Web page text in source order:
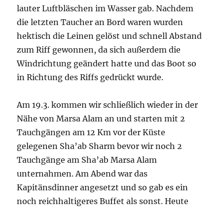
lauter Luftbläschen im Wasser gab. Nachdem
die letzten Taucher an Bord waren wurden
hektisch die Leinen gelöst und schnell Abstand
zum Riff gewonnen, da sich außerdem die
Windrichtung geändert hatte und das Boot so
in Richtung des Riffs gedrückt wurde.
Am 19.3. kommen wir schließlich wieder in der
Nähe von Marsa Alam an und starten mit 2
Tauchgängen am 12 Km vor der Küste
gelegenen Sha’ab Sharm bevor wir noch 2
Tauchgänge am Sha’ab Marsa Alam
unternahmen. Am Abend war das
Kapitänsdinner angesetzt und so gab es ein
noch reichhaltigeres Buffet als sonst. Heute